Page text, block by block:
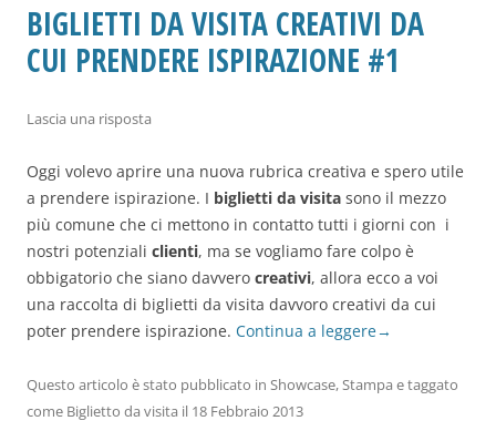
BIGLIETTI DA VISITA CREATIVI DA
CUI PRENDERE ISPIRAZIONE #1
Lascia una risposta
Oggi volevo aprire una nuova rubrica creativa e spero utile
a prendere ispirazione. I biglietti da visita sono il mezzo
più comune che ci mettono in contatto tutti i giorni con i
nostri potenziali clienti, ma se vogliamo fare colpo è
obbigatorio che siano davvero creativi, allora ecco a voi
una raccolta di biglietti da visita davvoro creativi da cui
poter prendere ispirazione. Continua a leggere→
Questo articolo è stato pubblicato in Showcase,Stampa e taggato
come Biglietto da visita il 18 Febbraio 2013